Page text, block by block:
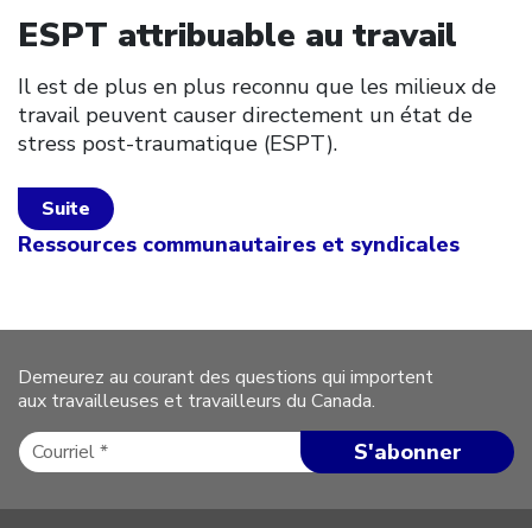
ESPT attribuable au travail
Il est de plus en plus reconnu que les milieux de
travail peuvent causer directement un état de
stress post-traumatique (ESPT).
Suite
Ressources communautaires et syndicales
Demeurez au courant des questions qui importent
aux travailleuses et travailleurs du Canada.